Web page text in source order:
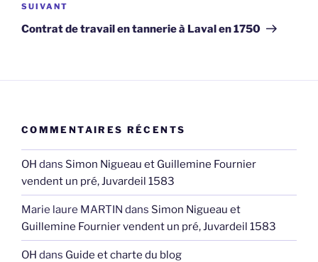
Article
suivant
SUIVANT
Contrat de travail en tannerie à Laval en 1750
COMMENTAIRES RÉCENTS
OH dans Simon Nigueau et Guillemine Fournier
vendent un pré, Juvardeil 1583
Marie laure MARTIN dans Simon Nigueau et
Guillemine Fournier vendent un pré, Juvardeil 1583
OH dans Guide et charte du blog